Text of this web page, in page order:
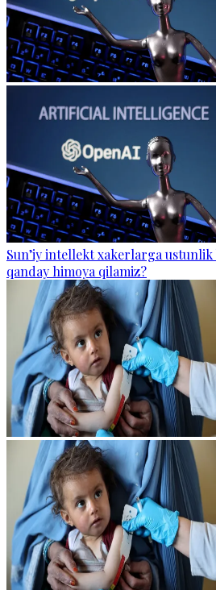
Sun’iy intellekt xakerlarga ustunlik
qanday himoya qilamiz?